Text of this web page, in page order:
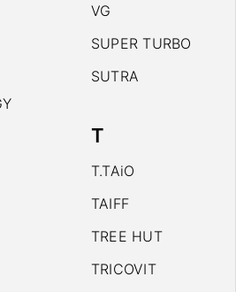
VG
SUPER TURBO
SUTRA
T
T.TAiO
TAIFF
TREE HUT
TRICOVIT